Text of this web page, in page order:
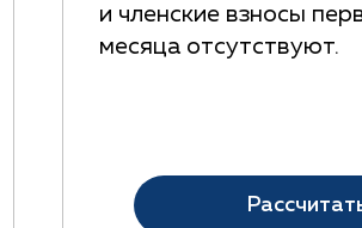
и членские взносы
месяца отсутствуют.